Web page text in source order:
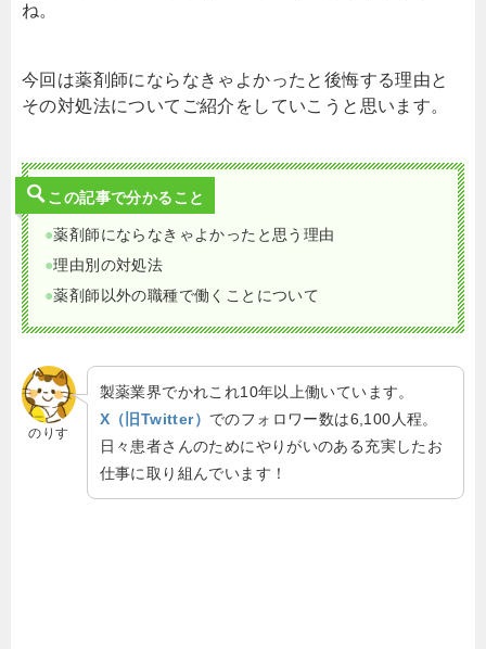
ね。
今回は薬剤師にならなきゃよかったと後悔する理由と
その対処法についてご紹介をしていこうと思います。
この記事で分かること
●薬剤師にならなきゃよかったと思う理由
●理由別の対処法
●薬剤師以外の職種で働くことについて
のりす
製薬業界でかれこれ10年以上働いています。
X（旧Twitter） でのフォロワー数は6,100人程。
日々患者さんのためにやりがいのある充実したお
仕事に取り組んでいます！